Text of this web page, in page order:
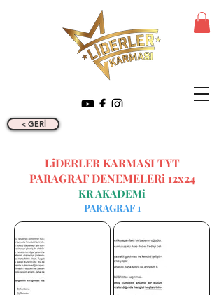
< GERİ
LiDERLER KARMASI TYT
PARAGRAF DENEMELERi 12x24
KR AKADEMi
PARAGRAF 1